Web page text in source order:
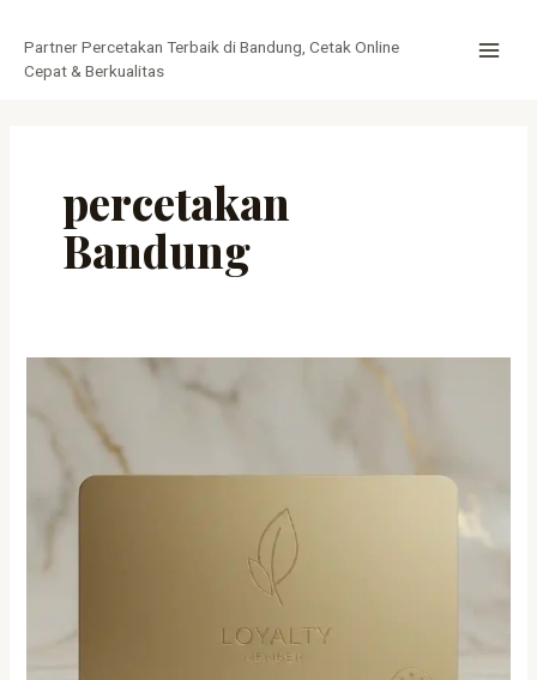
konten
Partner Percetakan Terbaik di Bandung, Cetak Online
Cepat & Berkualitas
percetakan
Bandung
Cetak
Loyalitas